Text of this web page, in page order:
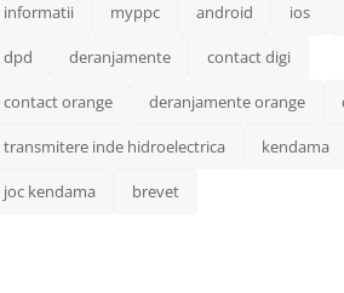
informatii myppc android ios
dpd deranjamente contact digi
contact orange deranjamente orange
transmitere inde hidroelectrica kendama
joc kendama brevet